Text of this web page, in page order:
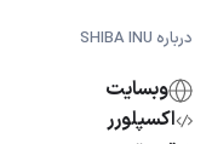
درباره SHIBA INU
وبسایت
اکسپلورر